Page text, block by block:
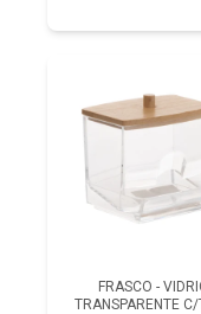
FRASCO -
TRANSPARENTE C/